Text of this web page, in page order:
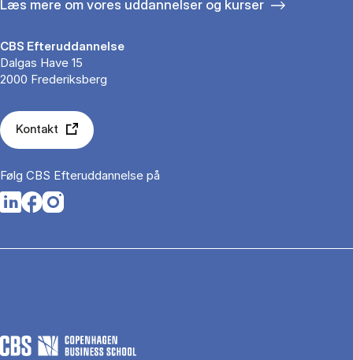
Læs mere om vores uddannelser og kurser
CBS Efteruddannelse
Dalgas Have 15
2000 Frederiksberg
Kontakt
Følg CBS Efteruddannelse på
Opens in a new tab
Opens in a new tab
Opens in a new tab